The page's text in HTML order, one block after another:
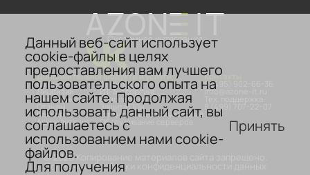
Системная интеграция
Дополнительно
О компании
Лицензии
Сертификаты
Отзывы
Карьера
Аккредитация
Продукты и услуги
Аттестация
ИТ-аутсорсинг
Безопасность
Защита ПДн
Гарантийное обслуживание
Обслуживание серверов
Контакты
8 (495) 902-66-36
info@azone-it.ru
8 (499) 707-22-07
© 2026 Копирование материалов сайта запрещено.
Политика обработки конфиденциальности данных
Данный веб-сайт использует
cookie-файлы в целях
предоставления вам лучшего
пользовательского опыта на
нашем сайте. Продолжая
использовать данный сайт, вы
соглашаетесь с
использованием нами cookie-
файлов.
Для получения
Принять